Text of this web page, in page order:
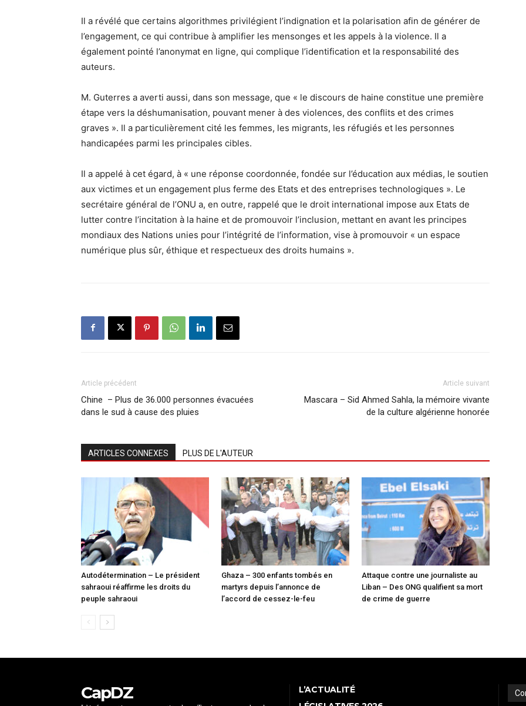
Il a révélé que certains algorithmes privilégient l’indignation et la polarisation afin de générer de
l’engagement, ce qui contribue à amplifier les mensonges et les appels à la violence. Il a
également pointé l’anonymat en ligne, qui complique l’identification et la responsabilité des
auteurs.
M. Guterres a averti aussi, dans son message, que « le discours de haine constitue une première
étape vers la déshumanisation, pouvant mener à des violences, des conflits et des crimes
graves ». Il a particulièrement cité les femmes, les migrants, les réfugiés et les personnes
handicapées parmi les principales cibles.
Il a appelé à cet égard, à « une réponse coordonnée, fondée sur l’éducation aux médias, le soutien
aux victimes et un engagement plus ferme des Etats et des entreprises technologiques ». Le
secrétaire général de l’ONU a, en outre, rappelé que le droit international impose aux Etats de
lutter contre l’incitation à la haine et de promouvoir l’inclusion, mettant en avant les principes
mondiaux des Nations unies pour l’intégrité de l’information, vise à promouvoir « un espace
numérique plus sûr, éthique et respectueux des droits humains ».
Article précédent
Chine – Plus de 36.000 personnes évacuées
dans le sud à cause des pluies
Article suivant
Mascara – Sid Ahmed Sahla, la mémoire vivante
de la culture algérienne honorée
ARTICLES CONNEXES PLUS DE L'AUTEUR
Autodétermination – Le président
sahraoui réaffirme les droits du
peuple sahraoui
Ghaza – 300 enfants tombés en
martyrs depuis l’annonce de
l’accord de cessez-le-feu
Attaque contre une journaliste au
Liban – Des ONG qualifient sa mort
de crime de guerre
CapDZ
L’ACTUALITÉ